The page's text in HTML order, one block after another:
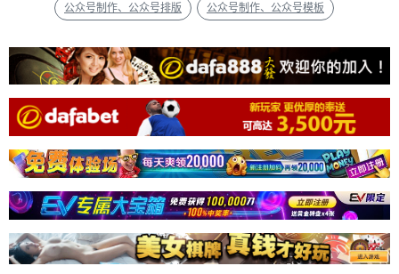
公众号制作、公众号排版 公众号制作、公众号模板